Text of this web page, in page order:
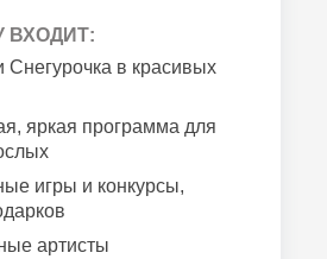
ВХОДИТ:
в красивых
яркая программа для
игры и конкурсы,
артисты